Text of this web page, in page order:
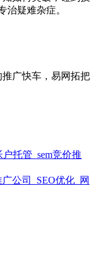
治疑难杂症。
广快车，易网拓把
托管_sem竞价推
公司_SEO优化_网